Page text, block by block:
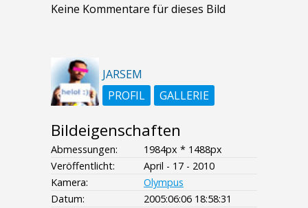
Keine Kommentare für dieses Bild
JARSEM
PROFIL
GALLERIE
Bildeigenschaften
Abmessungen:
1984px * 1488px
Veröffentlicht:
April - 17 - 2010
Kamera:
Olympus
Datum:
2005:06:06 18:58:31